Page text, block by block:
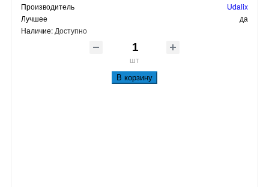
Производитель
Udalix
Лучшее
да
Наличие: Доступно
шт
В корзину